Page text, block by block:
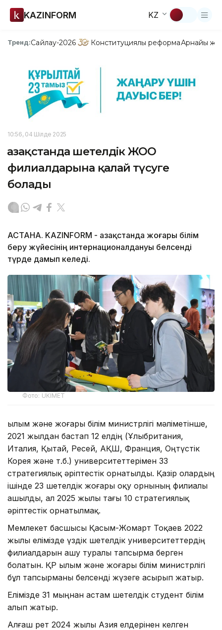
KAZINFORM KZ
Тренд:Сайлау-2026 Конституциялық реформаАрнайы
10:56, 04 Шілде 2025
Қазақстанда шетелдік ЖОО
филиалдарына қалай түсуге
болады
АСТАНА. KAZINFORM - Қазақстанда жоғары білім
беру жүйесінің интернационалдануы белсенді
түрде дамып келеді.
Фото: UKIMET
Ғылым және жоғары білім министрлігі мәліметінше,
2021 жылдан бастап 12 елдің (Ұлыбритания,
Италия, Қытай, Ресей, АҚШ, Франция, Оңтүстік
Корея және т.б.) университеттерімен 33
стратегиялық әріптестік орнатылды. Қазір олардың
ішінде 23 шетелдік жоғары оқу орнының филиалы
ашылды, ал 2025 жылы тағы 10 стратегиялық
әріптестік орнатылмақ.
Мемлекет басшысы Қасым-Жомарт Тоқаев 2022
жылы елімізде үздік шетелдік университеттердің
филиалдарын ашу туралы тапсырма берген
болатын. ҚР Ғылым және жоғары білім министрлігі
бұл тапсырманы белсенді жүзеге асырып жатыр.
Елімізде 31 мыңнан астам шетелдік студент білім
алып жатыр.
Алғаш рет 2024 жылы Азия елдерінен келген